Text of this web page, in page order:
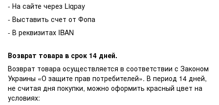
- На сайте через Liqpay
- Выставить счет от Фопа
- В реквизитах IBAN
Возврат товара в срок 14 дней.
Возврат товара осуществляется в соответствии с Законом
Украины «О защите прав потребителей». В период 14 дней,
не считая дня покупки, можно оформить красный цвет на
условиях: